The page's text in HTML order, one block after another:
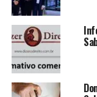
se torne um
social.
A discussão sobre
no contexto
trata da eficácia